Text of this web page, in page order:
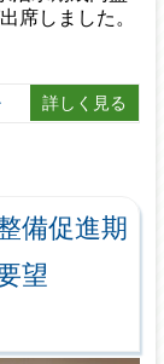
席しました。
詳しく見る
備促進期
望